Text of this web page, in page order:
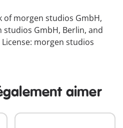
of morgen studios GmbH,
GmbH, Berlin, and
morgen studios
aimer